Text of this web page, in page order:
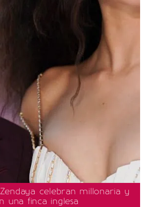
celebran millonaria y
una finca inglesa